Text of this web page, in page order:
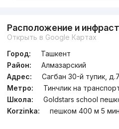
Расположение и
Открыть в Google Картах
Город:
Ташкент
Район:
Алмазарский
Адрес:
Сагбан 30-й тупик, д.7
Метро:
Тинчлик на
Школа:
Goldstars school
Korzinka:
пешком 400 м 5 мин